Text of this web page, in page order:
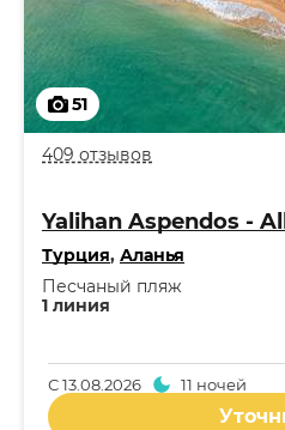
51
409 отзывов
Yalihan Aspendos -
Турция, Аланья
1 линия
Песчаный пляж
С13.08.2026 11 ночей